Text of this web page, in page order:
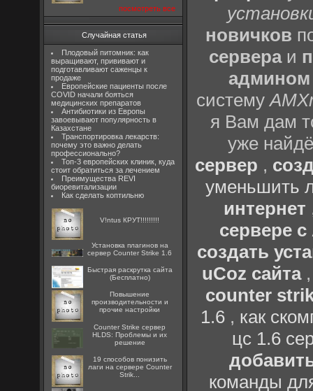
посмотреть все
Случайная статья
Плодовый питомник: как
выращивают, прививают и
подготавливают саженцы к
продаже
Европейские пациенты после
COVID начали бояться
медицинских препаратов
Антибиотики из Европы
завоевывают популярность в
Казахстане
Транспортировка лекарств:
почему это важно делать
профессионально?
Топ-3 европейских клиник, куда
стоит обратиться за лечением
Преимущества REVI
биоревитализации
Как сделать коптильню
V!ntus КРУТ!!!!!!!!!
Установка плагинов на
сервер Counter Strike 1.6
Быстрая раскрутка сайта
(Бесплатно)
Повышение
производительности и
прочие настройки
Counter Strike сервер
HLDS: Проблемы и их
решение
19 способов понизить
лаги на сервере Counter
Strik...
новичков
сервераи
админом
систему
я Вам дам
уже
сервер ,
уменьшить
интернет
сервере
создать
uCoz сайта
counter
1.6, как
цс 1.6
команды